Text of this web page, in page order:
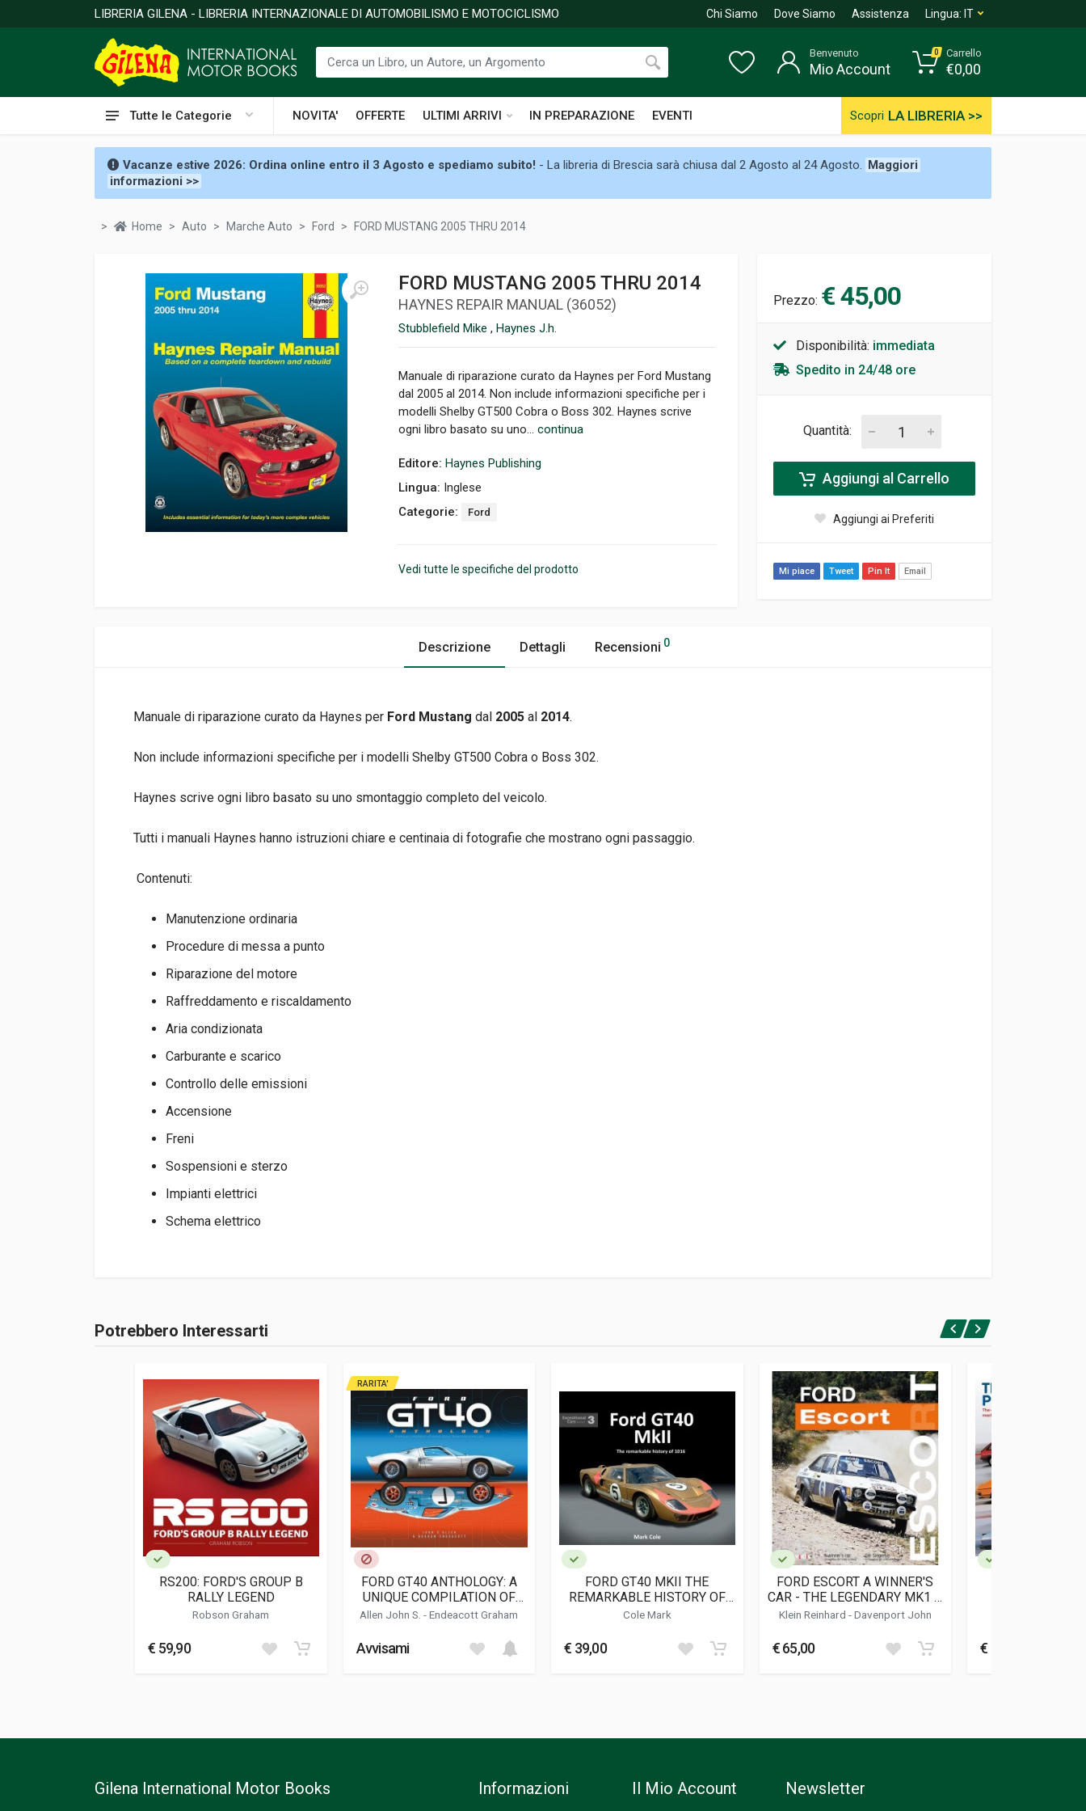
LIBRERIA GILENA - LIBRERIA INTERNAZIONALE DI AUTOMOBILISMO E MOTOCICLISMO Chi Siamo Dove Siamo Assistenza Lingua: IT
Tutte le Categorie NOVITA' OFFERTE ULTIMI ARRIVI IN PREPARAZIONE EVENTI Scopri LA LIBRERIA >>
Benvenuto
Mio Account
0 Carrello
€0,00
Vacanze estive 2026: Ordina online entro il 3 Agosto e spediamo subito! - La libreria di Brescia sarà chiusa dal 2 Agosto al 24 Agosto. Maggiori
informazioni >>
Home Auto Marche Auto Ford FORD MUSTANG 2005 THRU 2014
FORD MUSTANG 2005 THRU 2014
HAYNES REPAIR MANUAL (36052)
Stubblefield Mike , Haynes J.h.
Manuale di riparazione curato da Haynes per Ford Mustang
dal 2005 al 2014. Non include informazioni specifiche per i
modelli Shelby GT500 Cobra o Boss 302. Haynes scrive
ogni libro basato su uno... continua
Editore: Haynes Publishing
Lingua: Inglese
Categorie:
Ford
Vedi tutte le specifiche del prodotto
Prezzo: € 45,00
Disponibilità: immediata
Spedito in 24/48 ore
Quantità:
Aggiungi al Carrello
Aggiungi ai Preferiti
Mi piace Tweet Pin It Email
Descrizione Dettagli Recensioni 0
Manuale di riparazione curato da Haynes per Ford Mustang dal 2005 al 2014.
Non include informazioni specifiche per i modelli Shelby GT500 Cobra o Boss 302.
Haynes scrive ogni libro basato su uno smontaggio completo del veicolo.
Tutti i manuali Haynes hanno istruzioni chiare e centinaia di fotografie che mostrano ogni passaggio.
Contenuti:
Manutenzione ordinaria
Procedure di messa a punto
Riparazione del motore
Raffreddamento e riscaldamento
Aria condizionata
Carburante e scarico
Controllo delle emissioni
Accensione
Freni
Sospensioni e sterzo
Impianti elettrici
Schema elettrico
9781620921876
Haynes Publishing
Lingua del testo Inglese
Data di stampa 09/2015
21 x 27 x 2 cm
Informazioni aggiuntive
Genere o Collana Collana Manuali D'officina Haynes
Accedi o registrati
Potrebbero Interessarti
RS200: FORD'S GROUP B
RALLY LEGEND
Robson Graham
€ 59,90
RARITA'
FORD GT40 ANTHOLOGY: A
UNIQUE COMPILATION OF
STORIES ABOUT THESE MOST
Allen John S. - Endeacott Graham
Avvisami
FORD GT40 MKII THE
REMARKABLE HISTORY OF
1016
Cole Mark
€ 39,00
FORD ESCORT A WINNER'S
CAR - THE LEGENDARY MK1 &
MK2 IN RALLYING
Klein Reinhard -Davenport John
€ 65,00 € 110,00
Gilena International Motor Books Informazioni Il Mio Account Newsletter